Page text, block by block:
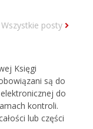
Wszystkie posty
Księgi
są do
do
kontroli.
lub części